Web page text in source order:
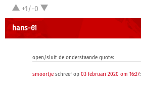
+1/-0
hans-61
open/sluit de onderstaande quote:
smoortje schreef op 03 februari 2020 om 16:27: